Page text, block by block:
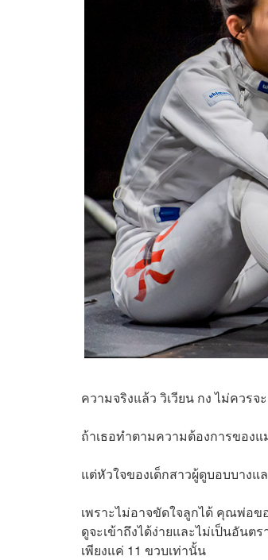
ความจริงแล้ว วิเวียน กง ไม่ควรจ
ถ้าเธอทำตามความต้องการของ
แต่หัวใจของเด็กสาวผู้ดูบอบบางแ
เพราะไม่อาจขัดใจลูกได้ คุณพ่อข
ดูจะเข้าถึงได้ง่ายและไม่เป็นอัน
เพียงแค่ 11 ขวบเท่านั้น